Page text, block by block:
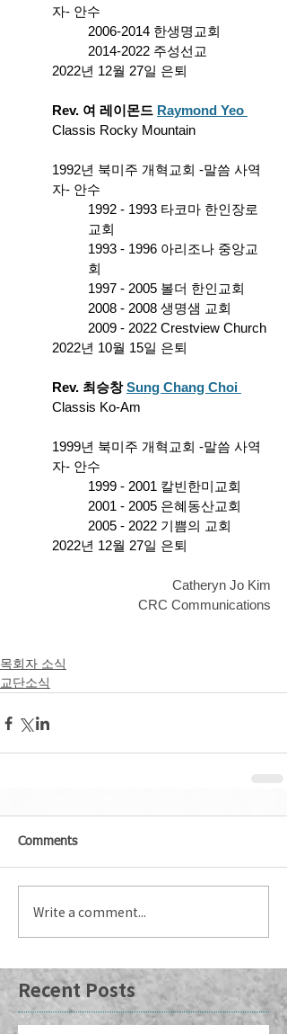
자- 안수
2006-2014 한생명교회
2014-2022 주성선교
2022년 12월 27일 은퇴
Rev. 여 레이몬드 Raymond Yeo
Classis Rocky Mountain
1992년 북미주 개혁교회 -말씀 사역
자- 안수
1992 - 1993 타코마 한인장로
교회
1993 - 1996 아리조나 중앙교
회
1997 - 2005 볼더 한인교회
2008 - 2008 생명샘 교회
2009 - 2022 Crestview Church
2022년 10월 15일 은퇴
Rev. 최승창 Sung Chang Choi
Classis Ko-Am
1999년 북미주 개혁교회 -말씀 사역
자- 안수
1999 - 2001 칼빈한미교회
2001 - 2005 은혜동산교회
2005 - 2022 기쁨의 교회
2022년 12월 27일 은퇴
Catheryn Jo Kim
CRC Communications
목회자 소식
교단소식
Comments
Write a comment...
Recent Posts